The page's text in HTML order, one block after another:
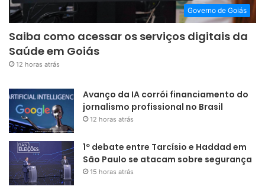
Governo de Goiás
Saiba como acessar os serviços digitais da
Saúde em Goiás
12 horas atrás
Avanço da IA corrói financiamento do
jornalismo profissional no Brasil
12 horas atrás
1º debate entre Tarcísio e Haddad em
São Paulo se atacam sobre segurança
15 horas atrás